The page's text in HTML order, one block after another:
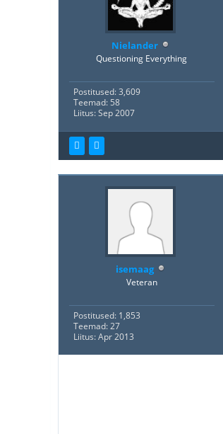
Nielander
Questioning Everything
Postitused: 3,609
Teemad: 58
Liitus: Sep 2007
isemaag
Veteran
Postitused: 1,853
Teemad: 27
Liitus: Apr 2013